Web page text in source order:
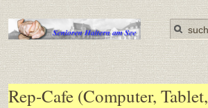
Rep-Cafe (Computer, Tablet,